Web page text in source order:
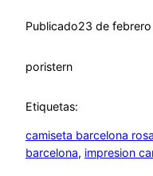
Publicado23 de
poristern
Etiquetas:
camiseta barcelona
barcelona, impresion